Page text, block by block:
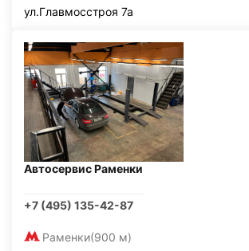
ул.Главмосстроя 7а
Автосервис Раменки
+7 (495) 135-42-87
Раменки(900 м)